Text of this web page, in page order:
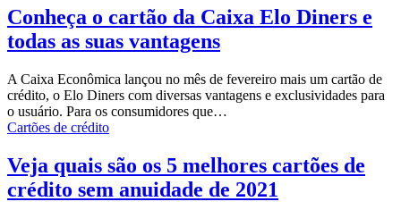
Conheça o cartão da Caixa Elo Diners e
todas as suas vantagens
A Caixa Econômica lançou no mês de fevereiro mais um cartão de
crédito, o Elo Diners com diversas vantagens e exclusividades para
o usuário. Para os consumidores que…
Cartões de crédito
Veja quais são os 5 melhores cartões de
crédito sem anuidade de 2021